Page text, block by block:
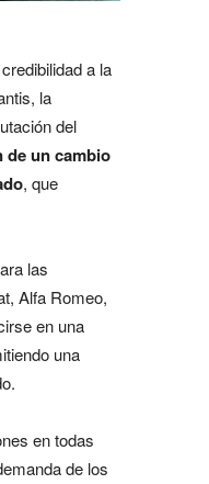
a la
la
del
de un cambio
, que
las
Alfa Romeo,
en una
una
en todas
de los